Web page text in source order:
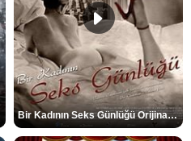
Bir Kadının Seks Günlüğü Orijinal Fragman